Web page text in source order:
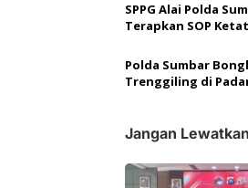
o
SPPG Alai Polda
Terapkan SOP
Polda Sumbar
Trenggiling di
Jangan Lewatkan